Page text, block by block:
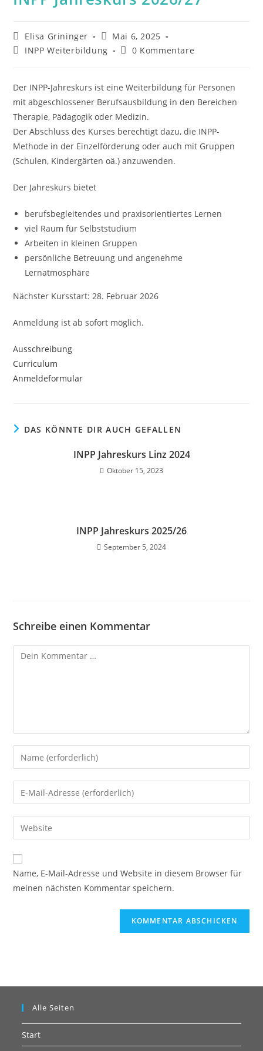
Beitrags-
Autor:
Elisa Grininger
Beitrag
veröffentlicht:
Mai 6, 2025
Beitrags-
INPP Weiterbildung
Beitrags-
0 Kommentare
Der INPP-Jahreskurs ist eine Weiterbildung für Personen
mit abgeschlossener Berufsausbildung in den Bereichen
Therapie, Pädagogik oder Medizin.
Der Abschluss des Kurses berechtigt dazu, die INPP-
Methode in der Einzelförderung oder auch mit Gruppen
(Schulen, Kindergärten oä.) anzuwenden.
Der Jahreskurs bietet
berufsbegleitendes und praxisorientiertes Lernen
viel Raum für Selbststudium
Arbeiten in kleinen Gruppen
persönliche Betreuung und angenehme
Lernatmosphäre
Nächster Kursstart: 28. Februar 2026
Anmeldung ist ab sofort möglich.
Ausschreibung
Curriculum
Anmeldeformular
DAS KÖNNTE DIR AUCH GEFALLEN
INPP Jahreskurs Linz 2024
Oktober 15, 2023
INPP Jahreskurs 2025/26
September 5, 2024
Schreibe einen Kommentar
Kommentar
Gib
deinen
Namen
oder
zum
Kommentieren
ein
Gib
deine
E-
Mail-
zum
Kommentieren
ein
Gib
deine
Website-
URL
Name, E-Mail-Adresse und Website in diesem Browser für
meinen nächsten Kommentar speichern.
Alle Seiten
Start